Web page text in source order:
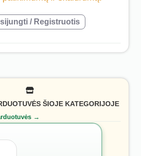
/ Registruotis
ŠIOJE KATEGORIJOJE
→